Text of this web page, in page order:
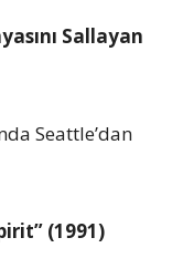
Sallayan
Seattle’dan
(1991)